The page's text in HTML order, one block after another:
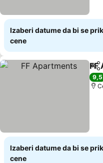
Izaberi datume da bi se
cene
Deli
FF
9,5
Izaberi datume da bi se
cene